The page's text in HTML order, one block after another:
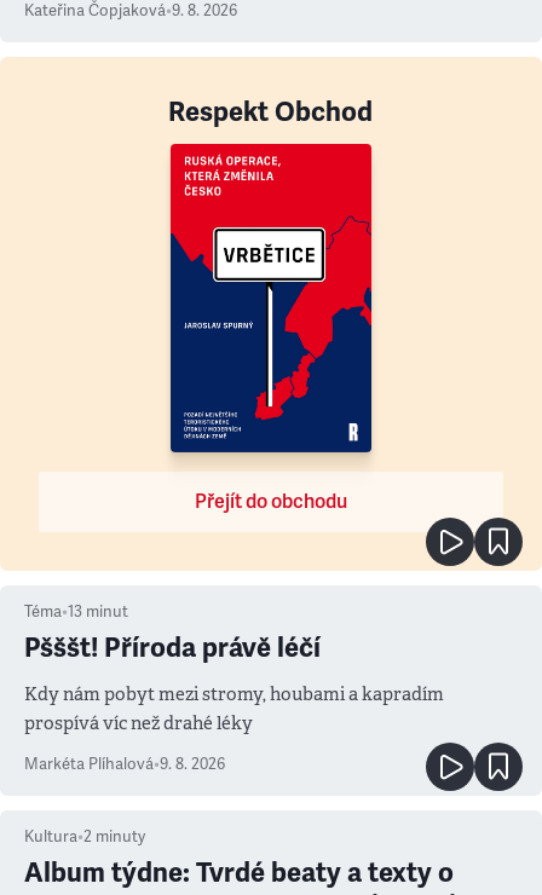
Kateřina Čopjaková•9. 8. 2026
Respekt Obchod
Přejít do obchodu
Téma•13 minut
Pšššt! Příroda právě léčí
Kdy nám pobyt mezi stromy, houbami a kapradím
prospívá víc než drahé léky
Markéta Plíhalová•9. 8. 2026
Kultura•2 minuty
Album týdne: Tvrdé beaty a texty o